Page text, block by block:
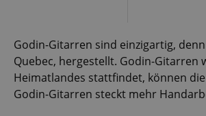
Godin-Gitarren sind einzigartig,
Quebec, hergestellt. Godin-Gitarren
Heimatlandes stattfindet, können
Godin-Gitarren steckt mehr